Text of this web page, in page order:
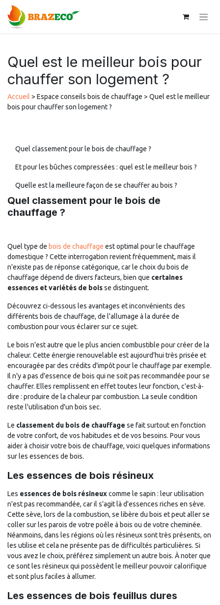
Se rendre au contenu
Quel est le meilleur bois pour
chauffer son logement ?
Accueil > Espace conseils bois de chauffage > Quel est le meilleur
bois pour chauffer son logement ?
Quel classement pour le bois de chauffage ?
Et pour les bûches compressées : quel est le meilleur bois ?
Quelle est la meilleure façon de se chauffer au bois ?
Quel classement pour le bois de
chauffage ?
Quel type de bois de chauffage est optimal pour le chauffage
domestique ? Cette interrogation revient fréquemment, mais il
n'existe pas de réponse catégorique, car le choix du bois de
chauffage dépend de divers facteurs, bien que certaines
essences et variétés de boisse distinguent.
Découvrez ci-dessous les avantages et inconvénients des
différents bois de chauffage, de l'allumage à la durée de
combustion pour vous éclairer sur ce sujet.
Le bois n'est autre que le plus ancien combustible pour créer de la
chaleur. Cette énergie renouvelable est aujourd'hui très prisée et
encouragée par des crédits d'impôt pour le chauffage par exemple.
Il n'y a pas d'essence de bois qui ne soit pas recommandée pour se
chauffer. Elles remplissent en effet toutes leur fonction, c'est-à-
dire : produire de la chaleur par combustion. La seule condition
reste l'utilisation d'un bois sec.
Le classement du bois de chauffage se fait surtout en fonction
de votre confort, de vos habitudes et de vos besoins. Pour vous
aider à choisir votre bois de chauffage, voici quelques informations
sur les essences de bois.
Les essences de bois résineux
Les essences de bois résineuxcomme le sapin : leur utilisation
n'est pas recommandée, car il s'agit là d'essences riches en sève.
Cette sève, lors de la combustion, se libère du bois et peut aller se
coller sur les parois de votre poêle à bois ou de votre cheminée.
Néanmoins, dans les régions où les résineux sont très présents, on
les utilise et cela ne présente pas de difficultés particulières. Si
vous avez le choix, préférez simplement un autre bois. À noter que
ce sont les résineux qui possèdent le meilleur pouvoir calorifique
et sont plus faciles à allumer.
Les essences de bois feuillus dures